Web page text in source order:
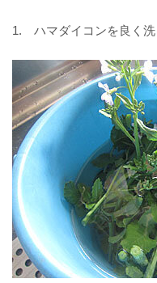
1. ハマダイコンを良く洗